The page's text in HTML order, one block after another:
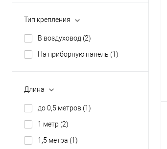
Тип крепления
В воздуховод (2)
На приборную панель (1)
Длина
до 0,5 метров (1)
1 метр (2)
1,5 метра (1)